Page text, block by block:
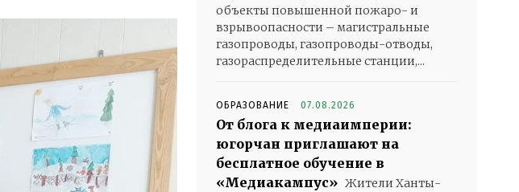
объекты повышенной пожаро- и
взрывоопасности – магистральные
газопроводы, газопроводы-отводы,
газораспределительные станции,...
ОБРАЗОВАНИЕ 07.08.2026
От блога к медиаимперии:
югорчан приглашают на
бесплатное обучение в
«Медиакампус» Жители Ханты-